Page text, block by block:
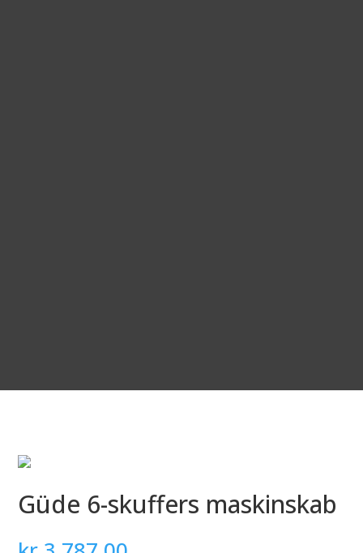
Güde 6-skuffers maskinskab